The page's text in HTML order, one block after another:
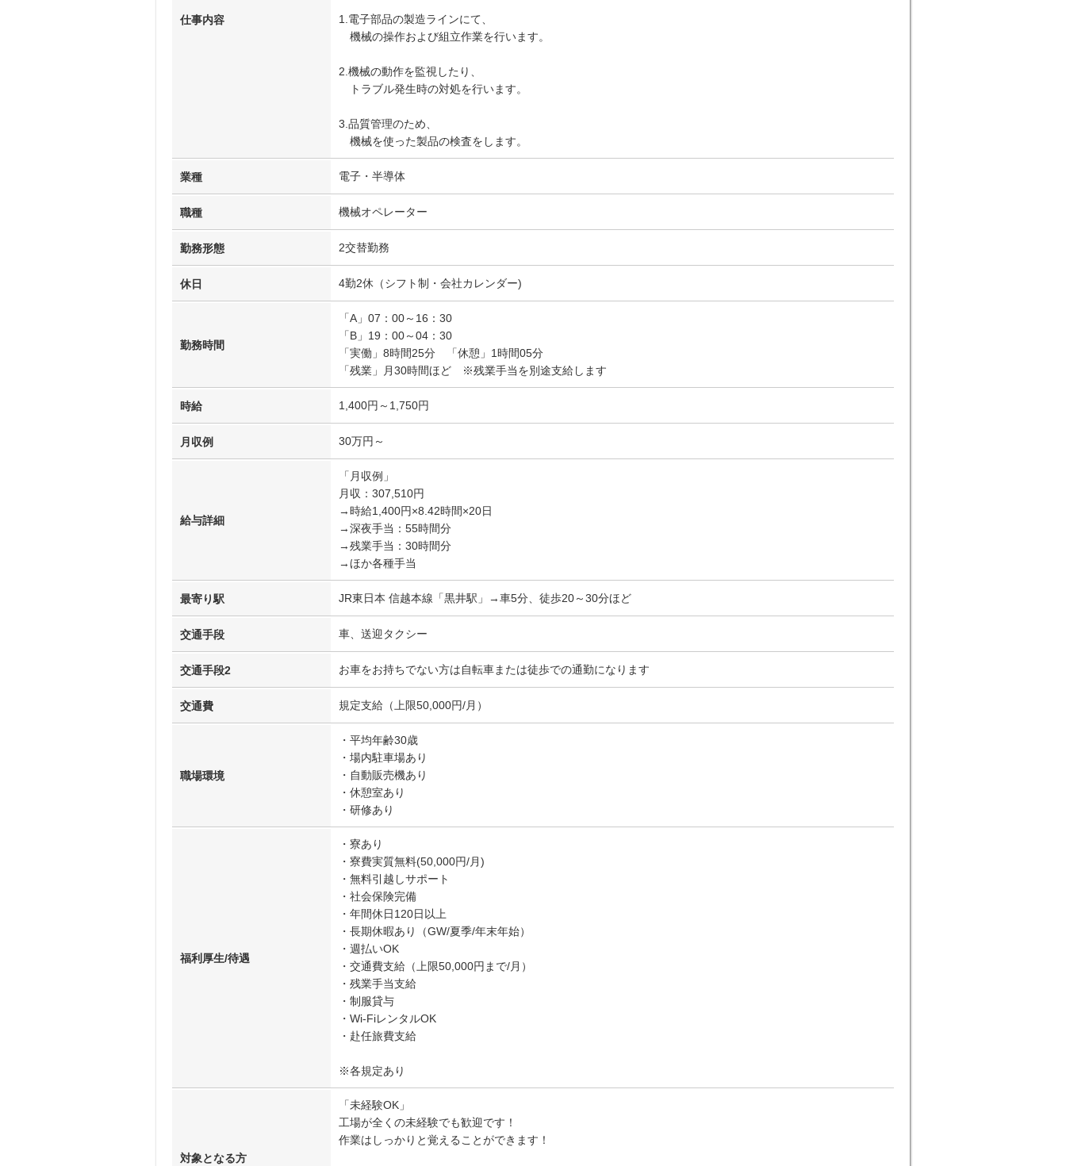
仕事内容
1.電子部品の製造ラインにて、
機械の操作および組立作業を行います。
2.機械の動作を監視したり、
トラブル発生時の対処を行います。
3.品質管理のため、
機械を使った製品の検査をします。
業種 電子・半導体
職種 機械オペレーター
勤務形態 2交替勤務
休日 4勤2休（シフト制・会社カレンダー)
勤務時間
「A」07：00～16：30
「B」19：00～04：30
「実働」8時間25分 「休憩」1時間05分
「残業」月30時間ほど ※残業手当を別途支給します
時給 1,400円～1,750円
月収例 30万円～
給与詳細
「月収例」
月収：307,510円
→時給1,400円×8.42時間×20日
→深夜手当：55時間分
→残業手当：30時間分
→ほか各種手当
最寄り駅 JR東日本 信越本線「黒井駅」→車5分、徒歩20～30分ほど
交通手段 車、送迎タクシー
交通手段2 お車をお持ちでない方は自転車または徒歩での通勤になります
交通費 規定支給（上限50,000円/月）
職場環境
・平均年齢30歳
・場内駐車場あり
・自動販売機あり
・休憩室あり
・研修あり
福利厚生/待遇
・寮あり
・寮費実質無料(50,000円/月)
・無料引越しサポート
・社会保険完備
・年間休日120日以上
・長期休暇あり（GW/夏季/年末年始）
・週払いOK
・交通費支給（上限50,000円まで/月）
・残業手当支給
・制服貸与
・Wi-FiレンタルOK
・赴任旅費支給
※各規定あり
対象となる方
「未経験OK」
工場が全くの未経験でも歓迎です！
作業はしっかりと覚えることができます！